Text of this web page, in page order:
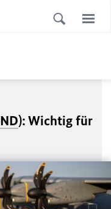
): Wichtig für